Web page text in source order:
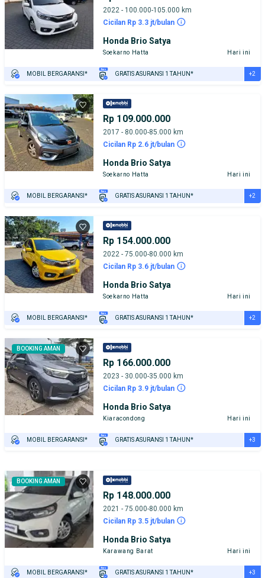
2022 - 100.000-105.000 km
Cicilan Rp 3.3 jt/bulan
Honda Brio Satya
Soekarno Hatta Hari ini
MOBIL BERGARANSI* GRATIS ASURANSI 1 TAHUN* +2
Rp 109.000.000
2017 - 80.000-85.000 km
Cicilan Rp 2.6 jt/bulan
Honda Brio Satya
Soekarno Hatta Hari ini
MOBIL BERGARANSI* GRATIS ASURANSI 1 TAHUN* +2
Rp 154.000.000
2022 - 75.000-80.000 km
Cicilan Rp 3.6 jt/bulan
Honda Brio Satya
Soekarno Hatta Hari ini
MOBIL BERGARANSI* GRATIS ASURANSI 1 TAHUN* +2
BOOKING AMAN
Rp 166.000.000
2023 - 30.000-35.000 km
Cicilan Rp 3.9 jt/bulan
Honda Brio Satya
Kiaracondong Hari ini
MOBIL BERGARANSI* GRATIS ASURANSI 1 TAHUN* +3
BOOKING AMAN
Rp 148.000.000
2021 - 75.000-80.000 km
Cicilan Rp 3.5 jt/bulan
Honda Brio Satya
Karawang Barat Hari ini
MOBIL BERGARANSI* GRATIS ASURANSI 1 TAHUN* +3